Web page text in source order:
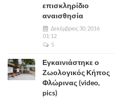
επισκληρίδιο
αναισθησία
Δεκέμβριος 30, 2016
01:12
5
Εγκαινιάστηκε ο
Ζωολογικός Κήπος
Φλώρινας (video,
pics)